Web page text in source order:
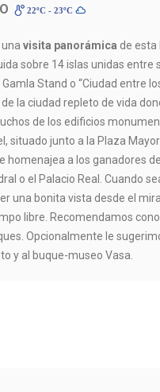
22ºC - 23ºC
unavisita panorámica de esta
sobre 14 islas unidas entre
Stand o “Ciudad entre
la ciudad repleto de vida
de los edificios
situado junto a la Plaza
homenajea a los ganadores
o el Palacio Real. Cuando
una bonita vista desde el
libre. Recomendamos
Opcionalmente le
y al buque-museo Vasa.